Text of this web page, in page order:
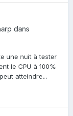
dans
une nuit à tester
le CPU à 100%
atteindre...